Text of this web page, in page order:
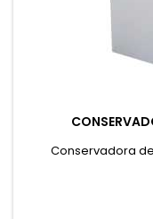
Conservadora